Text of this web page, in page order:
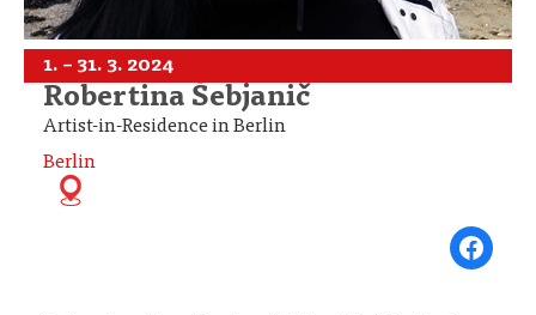
1. – 31. 3. 2024
Robertina Šebjanič
Artist-in-Residence in Berlin
Berlin
Share on